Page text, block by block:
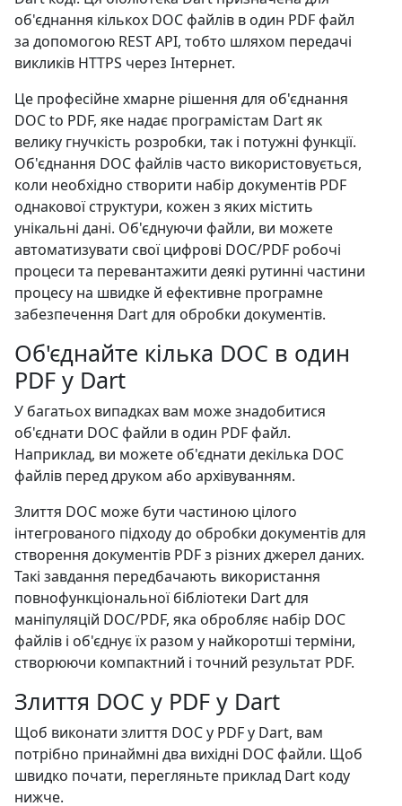
об'єднання кількох DOC файлів в один PDF файл
за допомогою REST API, тобто шляхом передачі
викликів HTTPS через Інтернет.
Це професійне хмарне рішення для об'єднання
DOC to PDF, яке надає програмістам Dart як
велику гнучкість розробки, так і потужні функції.
Об'єднання DOC файлів часто використовується,
коли необхідно створити набір документів PDF
однакової структури, кожен з яких містить
унікальні дані. Об'єднуючи файли, ви можете
автоматизувати свої цифрові DOC/PDF робочі
процеси та перевантажити деякі рутинні частини
процесу на швидке й ефективне програмне
забезпечення Dart для обробки документів.
Об'єднайте кілька DOC в один
PDF у Dart
У багатьох випадках вам може знадобитися
об'єднати DOC файли в один PDF файл.
Наприклад, ви можете об'єднати декілька DOC
файлів перед друком або архівуванням.
Злиття DOC може бути частиною цілого
інтегрованого підходу до обробки документів для
створення документів PDF з різних джерел даних.
Такі завдання передбачають використання
повнофункціональної бібліотеки Dart для
маніпуляцій DOC/PDF, яка обробляє набір DOC
файлів і об'єднує їх разом у найкоротші терміни,
створюючи компактний і точний результат PDF.
Злиття DOC у PDF у Dart
Щоб виконати злиття DOC у PDF у Dart, вам
потрібно принаймні два вихідні DOC файли. Щоб
швидко почати, перегляньте приклад Dart коду
нижче.